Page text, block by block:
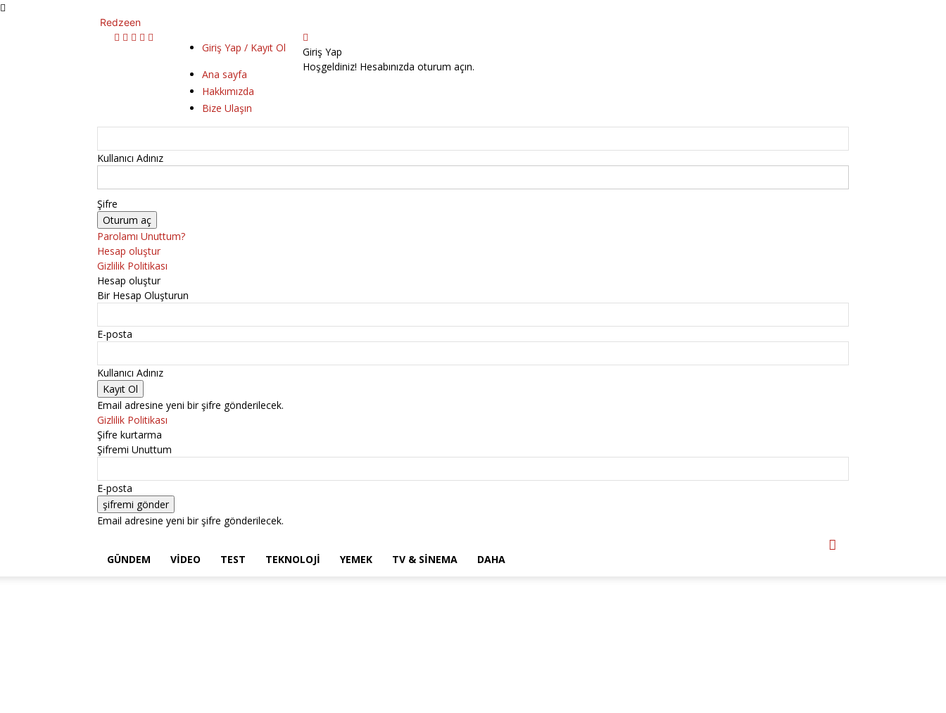
Redzeen
Giriş Yap / Kayıt Ol
Ana sayfa
Hakkımızda
Bize Ulaşın
Giriş Yap
Hoşgeldiniz! Hesabınızda oturum açın.
Kullanıcı Adınız
Şifre
Parolamı Unuttum?
Hesap oluştur
Gizlilik Politikası
Hesap oluştur
Bir Hesap Oluşturun
E-posta
Kullanıcı Adınız
Email adresine yeni bir şifre gönderilecek.
Gizlilik Politikası
Şifre kurtarma
Şifremi Unuttum
E-posta
Email adresine yeni bir şifre gönderilecek.
GÜNDEM VIDEO TEST TEKNOLOJI YEMEK TV & SINEMA DAHA